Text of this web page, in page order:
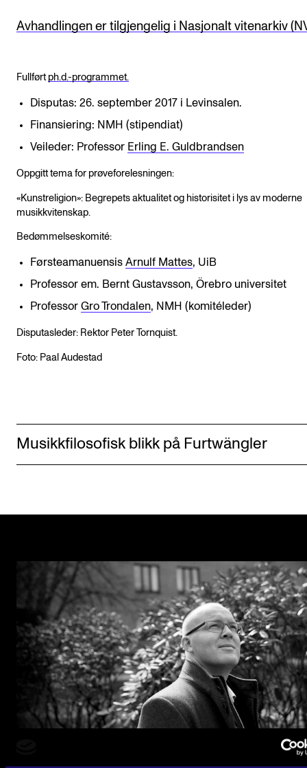
Avhandlingen er tilgjengelig i Nasjonalt vitenarkiv
Fullført ph.d.-programmet.
Disputas: 26. september 2017 i Levinsalen.
Finansiering: NMH (stipendiat)
Veileder: Professor Erling E. Guldbrandsen
Oppgitt tema for prøveforelesningen:
«Kunstreligion»: Begrepets aktualitet og historisitet i lys av moderne
musikkvitenskap.
Bedømmelseskomité:
Førsteamanuensis Arnulf Mattes, UiB
Professor em. Bernt Gustavsson, Örebro universitet
Professor Gro Trondalen, NMH (komitéleder)
Disputasleder: Rektor Peter Tornquist.
Foto: Paal Audestad
Musikkfilosofisk blikk på Furtwängler